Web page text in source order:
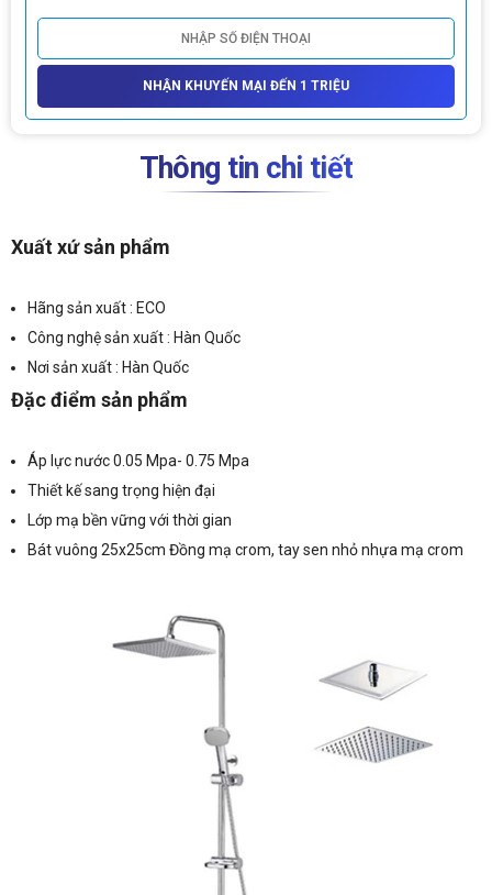
NHẬN KHUYẾN MẠI ĐẾN 1 TRIỆU
Thông tin chi tiết
Xuất xứ sản phẩm
Hãng sản xuất : ECO
Công nghệ sản xuất : Hàn Quốc
Nơi sản xuất : Hàn Quốc
Đặc điểm sản phẩm
Áp lực nước 0.05 Mpa- 0.75 Mpa
Thiết kế sang trọng hiện đại
Lớp mạ bền vững với thời gian
Bát vuông 25x25cm Đồng mạ crom, tay sen nhỏ nhựa mạ crom